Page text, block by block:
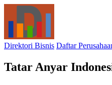
Direktori Bisnis Daftar
Tatar Anyar